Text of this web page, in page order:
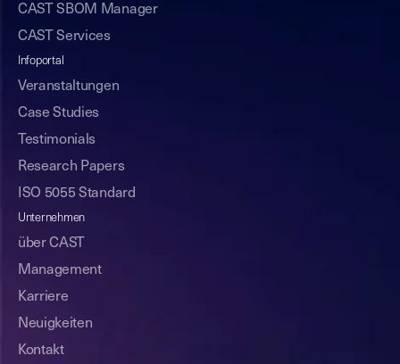
CAST SBOM Manager
CAST Services
Infoportal
Veranstaltungen
Case Studies
Testimonials
Research Papers
ISO 5055 Standard
Unternehmen
über CAST
Management
Karriere
Neuigkeiten
Kontakt